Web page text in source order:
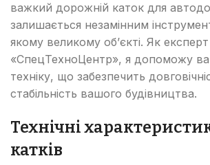
важкий дорожній каток для
залишається незамінним
якому великому об’єкті. Як експерт
«СпецТехноЦентр», я допоможу
техніку, що забезпечить
стабільність вашого будівництва.
Технічні
катків